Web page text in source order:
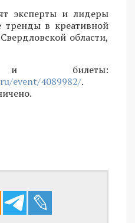
эксперты и лидеры
тренды в креативной
области,
и билеты:
event/4089982/.